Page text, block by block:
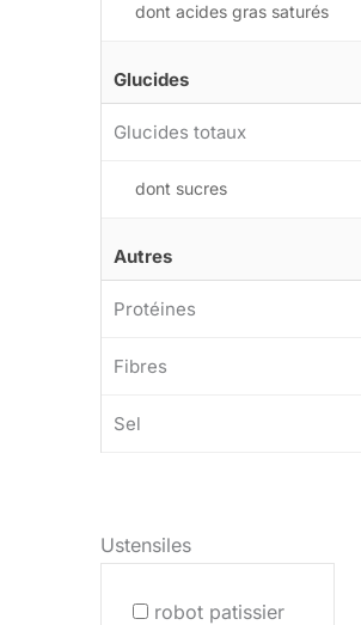
dont acides gras saturés
Glucides
Glucides totaux
dont sucres
Autres
Protéines
Fibres
Sel
Ustensiles
robot patissier